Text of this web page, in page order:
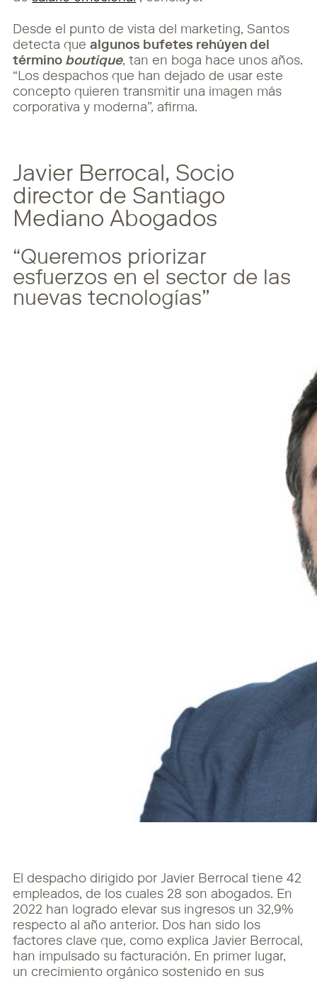
Desde el punto de vista del marketing, Santos
detecta quealgunos bufetes rehúyen del
término boutique, tan en boga hace unos años.
“Los despachos que han dejado de usar este
concepto quieren transmitir una imagen más
corporativa y moderna”, afirma.
Javier Berrocal, Socio
director de Santiago
Mediano Abogados
“Queremos priorizar
esfuerzos en el sector de las
nuevas tecnologías”
El despacho dirigido por Javier Berrocal tiene 42
empleados, de los cuales 28 son abogados. En
2022 han logrado elevar sus ingresos un 32,9%
respecto al año anterior. Dos han sido los
factores clave que, como explica Javier Berrocal,
han impulsado su facturación. En primer lugar,
un crecimiento orgánico sostenido en sus